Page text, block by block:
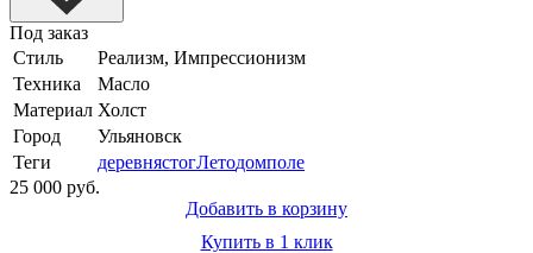
Под заказ
Стиль
Реализм, Импрессионизм
Техника
Масло
Материал Холст
Город
Ульяновск
Теги
деревнястогЛетодомполе
25 000 руб.
Добавить в корзину
Купить в 1 клик